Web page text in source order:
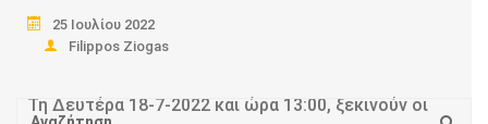
25 Ιουλίου 2022
Filippos Ziogas
Τη Δευτέρα 18-7-2022 και ώρα 13:00, ξεκινούν οι